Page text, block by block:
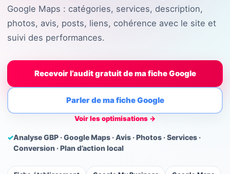
Google Maps : catégories, services, description,
photos, avis, posts, liens, cohérence avec le site et
suivi des performances.
Recevoir l’audit gratuit de ma fiche Google
Parler de ma fiche Google
Voir les optimisations →
✓Analyse GBP · Google Maps · Avis · Photos · Services ·
Conversion · Plan d’action local